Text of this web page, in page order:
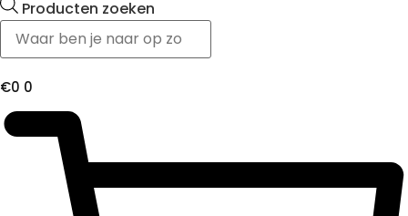
Producten zoeken
€0 0